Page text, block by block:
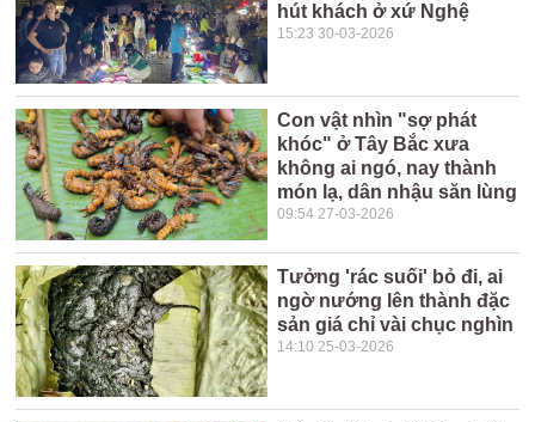
hút khách ở xứ Nghệ
15:23 30-03-2026
Con vật nhìn "sợ phát
khóc" ở Tây Bắc xưa
không ai ngó, nay thành
món lạ, dân nhậu săn lùng
09:54 27-03-2026
Tưởng 'rác suối' bỏ đi, ai
ngờ nướng lên thành đặc
sản giá chỉ vài chục nghìn
14:10 25-03-2026